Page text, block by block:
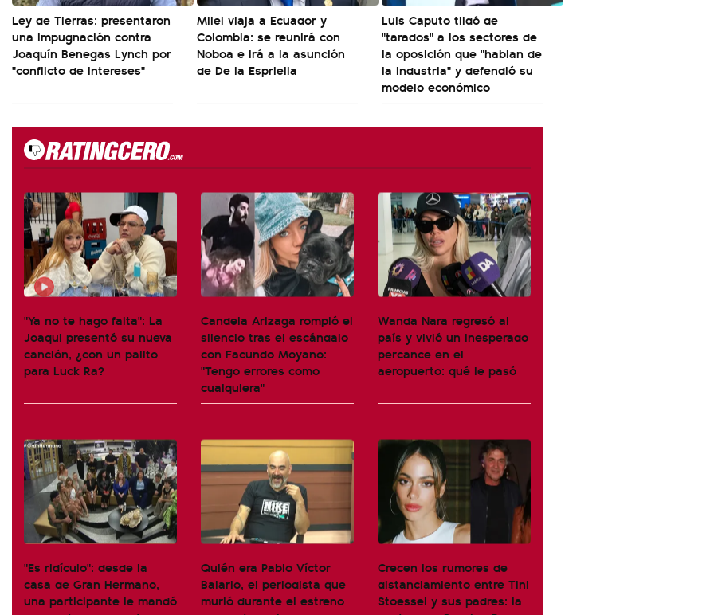
Ley de Tierras: presentaron
una impugnación contra
Joaquín Benegas Lynch por
"conflicto de intereses"
Milei viaja a Ecuador y
Colombia: se reunirá con
Noboa e irá a la asunción
de De la Espriella
Luis Caputo tildó de
"tarados" a los sectores de
la oposición que "hablan de
la industria" y defendió su
modelo económico
"Ya no te hago falta": La
Joaqui presentó su nueva
canción, ¿con un palito
para Luck Ra?
Candela Arizaga rompió el
silencio tras el escándalo
con Facundo Moyano:
"Tengo errores como
cualquiera"
Wanda Nara regresó al
país y vivió un inesperado
percance en el
aeropuerto: qué le pasó
"Es ridículo": desde la
casa de Gran Hermano,
una participante le mandó
Quién era Pablo Víctor
Balario, el periodista que
murió durante el estreno
Crecen los rumores de
distanciamiento entre Tini
Stoessel y sus padres: la